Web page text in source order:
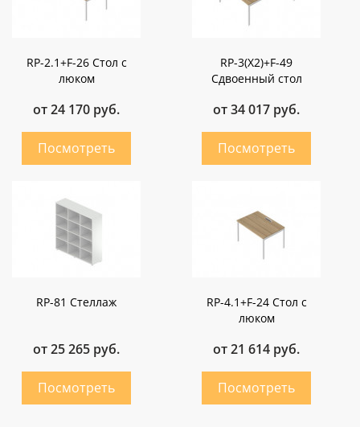
RP-2.1+F-26 Стол с
люком
от 24 170 руб.
RP-3(X2)+F-49
Сдвоенный стол
от 34 017 руб.
RP-81 Стеллаж
от 25 265 руб.
RP-4.1+F-24 Стол с
люком
от 21 614 руб.